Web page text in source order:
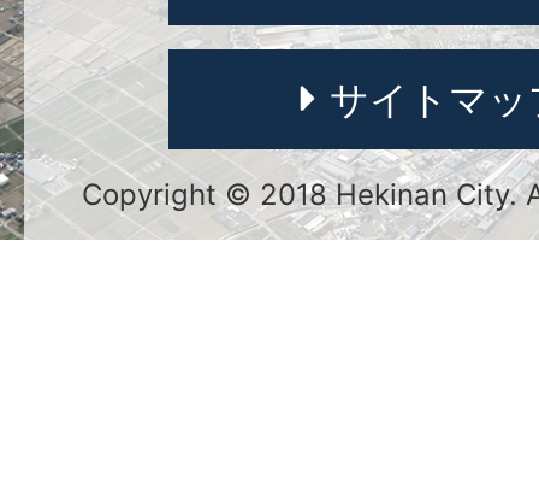
サイトマッ
Copyright © 2018 Hekinan City.